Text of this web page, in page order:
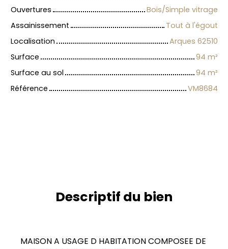
Ouvertures
Bois/Simple vitrage
Assainissement
Tout à l'égout
Localisation
Arques 62510
Surface
94 m²
Surface au sol
94 m²
Référence
VM8684
Descriptif du bien
MAISON A USAGE D HABITATION COMPOSEE DE